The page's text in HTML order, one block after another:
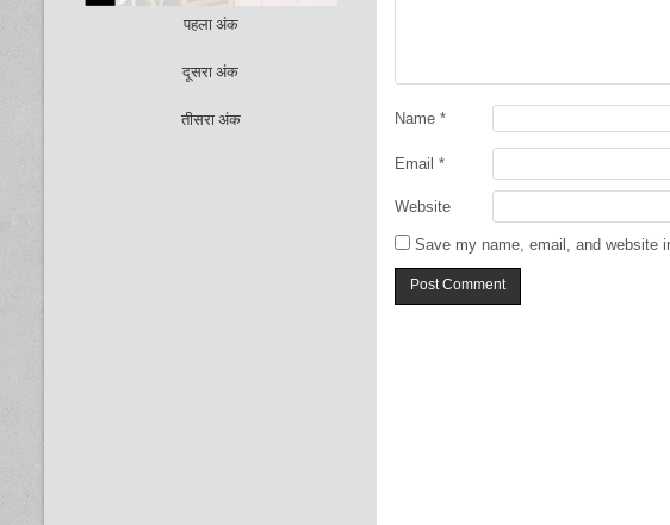
Name*
Email*
Website
Save my name, email, and website
पहला अंक
दूसरा अंक
तीसरा अंक